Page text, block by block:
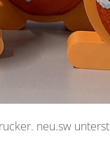
neu.sw